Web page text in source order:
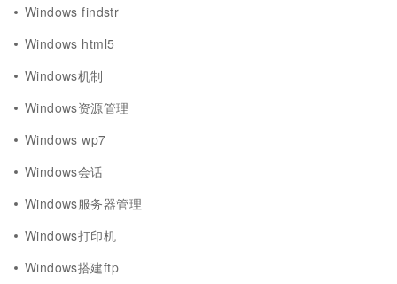
Windows findstr
Windows html5
Windows机制
Windows资源管理
Windows wp7
Windows会话
Windows服务器管理
Windows打印机
Windows搭建ftp